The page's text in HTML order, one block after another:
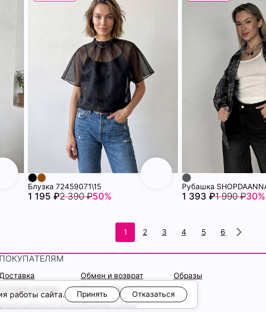
Блузка 72459071\15
1 195 ₽2 390 ₽50% 1 393 ₽1 990 ₽30%
1 2 3 4 5 6
ПОКУПАТЕЛЯМ
Обмен и возврат
Подарочные карты
Образы
Соглашение cookie
работы сайта. Принять Отказаться